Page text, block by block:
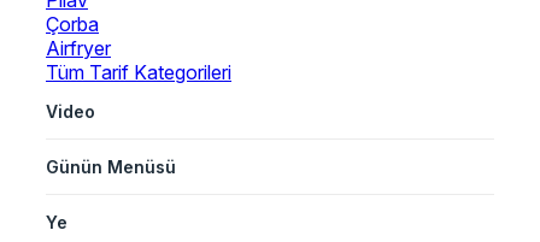
Çorba
Airfryer
Tüm Tarif Kategorileri
Video
Günün Menüsü
Ye